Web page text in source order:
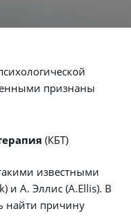
признаны
(КБТ)
и А. Эллис (A.Ellis). В
найти причину